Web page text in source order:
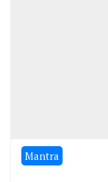
Mantra